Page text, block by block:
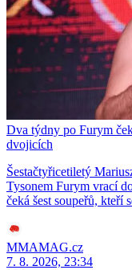
Dva týdny po Furym
dvojicích
Šestačtyřicetiletý
Tysonem Furym vrací
čeká šest soupeřů, kteří
MMAMAG.cz
7. 8. 2026, 23:34